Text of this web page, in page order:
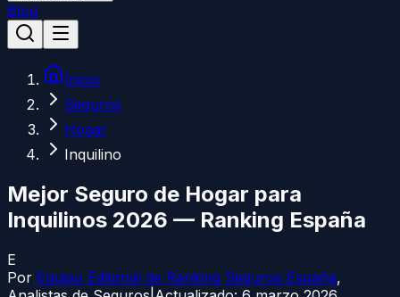
Blog
Inicio
Seguros
Hogar
Inquilino
Mejor Seguro de Hogar para
Inquilinos 2026 — Ranking España
E
Por Equipo Editorial de Ranking Seguros España,